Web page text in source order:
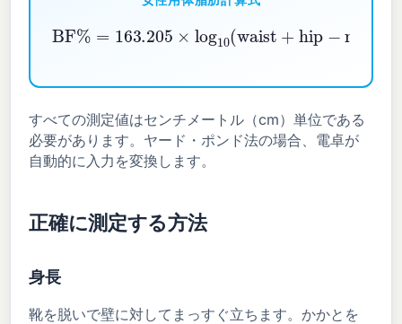
BF% 163.205×log10 (waist+ hip− neck
−97.684×log 10(height)−78.387
すべての測定値はセンチメートル（cm）単位である
必要があります。ヤード・ポンド法の場合、電卓が
自動的に入力を変換します。
正確に測定する方法
身長
靴を脱いで壁に対してまっすぐ立ちます。かかとを